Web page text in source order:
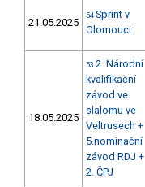
21.05.2025
54 Sprint v
Olomouci
18.05.2025
53 2. Národní
kvalifikační
závod ve
slalomu ve
Veltrusech +
5.nominační
závod RDJ +
2. ČPJ